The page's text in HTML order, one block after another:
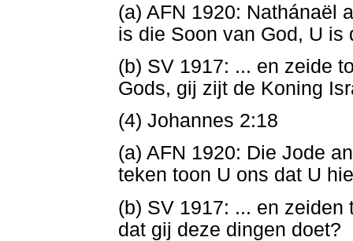
(a) AFN 1920: Nathánaël
is die Soon van God, U is
(b) SV 1917: ... en zeide
Gods, gij zijt de Koning
(4) Johannes 2:18
(a) AFN 1920: Die Jode
teken toon U ons dat U
(b) SV 1917: ... en
dat gij deze dingen doet?